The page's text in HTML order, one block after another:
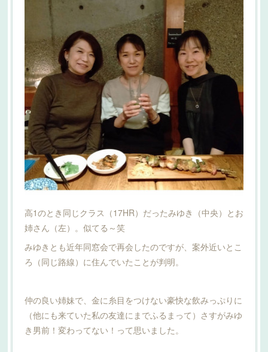
高1のとき同じクラス（17HR）だったみゆき（中央）とお
姉さん（左）。似てる～笑
みゆきとも近年同窓会で再会したのですが、案外近いとこ
ろ（同じ路線）に住んでいたことが判明。
仲の良い姉妹で、金に糸目をつけない豪快な飲みっぷりに
（他にも来ていた私の友達にまでふるまって）さすがみゆ
き男前！変わってない！って思いました。